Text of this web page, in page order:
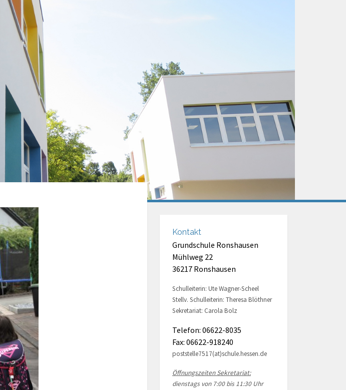
Kontakt
Grundschule Ronshausen
Mühlweg 22
36217 Ronshausen
Schulleiterin: Ute Wagner-Scheel
Stellv. Schulleiterin: Theresa Blöthner
Sekretariat: Carola Bolz
Telefon: 06622-8035
Fax: 06622-918240
poststelle7517(at)schule.hessen.de
Öffnungszeiten Sekretariat:
dienstags von 7:00 bis 11:30 Uhr